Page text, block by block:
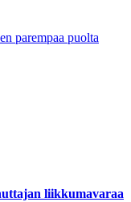
parempaa puolta
liikkumavaraa